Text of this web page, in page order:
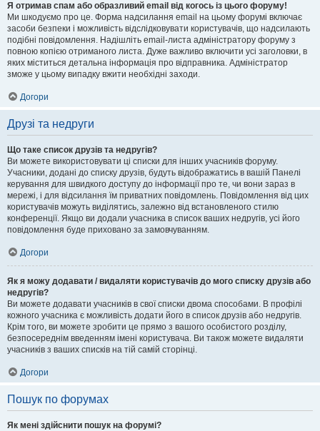
Я отримав спам або образливий email від когось із цього форуму!
Ми шкодуємо про це. Форма надсилання email на цьому форумі включає
засоби безпеки і можливість відслідковувати користувачів, що надсилають
подібні повідомлення. Надішліть email-листа адміністратору форуму з
повною копією отриманого листа. Дуже важливо включити усі заголовки, в
яких міститься детальна інформація про відправника. Адміністратор
зможе у цьому випадку вжити необхідні заходи.
Догори
Друзі та недруги
Що таке список друзів та недругів?
Ви можете використовувати ці списки для інших учасників форуму.
Учасники, додані до списку друзів, будуть відображатись в вашій Панелі
керування для швидкого доступу до інформації про те, чи вони зараз в
мережі, і для відсилання їм приватних повідомлень. Повідомлення від цих
користувачів можуть виділятись, залежно від встановленого стилю
конференції. Якщо ви додали учасника в список ваших недругів, усі його
повідомлення буде приховано за замовчуванням.
Догори
Як я можу додавати / видаляти користувачів до мого списку друзів або
недругів?
Ви можете додавати учасників в свої списки двома способами. В профілі
кожного учасника є можливість додати його в список друзів або недругів.
Крім того, ви можете зробити це прямо з вашого особистого розділу,
безпосереднім введенням імені користувача. Ви також можете видаляти
учасників з ваших списків на тій самій сторінці.
Догори
Пошук по форумах
Як мені здійснити пошук на форумі?